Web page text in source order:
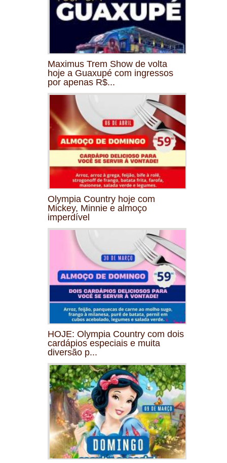
Maximus Trem Show de volta
hoje a Guaxupé com ingressos
por apenas R$...
Olympia Country hoje com
Mickey, Minnie e almoço
imperdível
HOJE: Olympia Country com dois
cardápios especiais e muita
diversão p...